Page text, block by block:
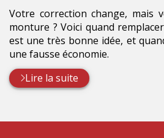
Votre correction change, mais
monture ? Voici quand
est une très bonne idée, et
une fausse économie.
Lire la suite